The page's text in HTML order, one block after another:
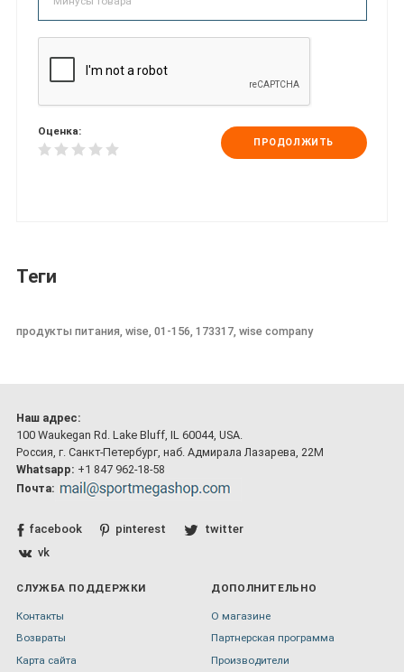
Оценка:
ПРОДОЛЖИТЬ
Теги
продукты питания, wise, 01-156, 173317, wise company
Наш адрес:
100 Waukegan Rd. Lake Bluff, IL 60044, USA.
Россия, г. Санкт-Петербург, наб. Адмирала Лазарева, 22М
Whatsapp: +1 847 962-18-58
Почта:
facebook pinterest
twitter
vk
СЛУЖБА ПОДДЕРЖКИ
Контакты
Возвраты
Карта сайта
ДОПОЛНИТЕЛЬНО
О магазине
Партнерская программа
Производители